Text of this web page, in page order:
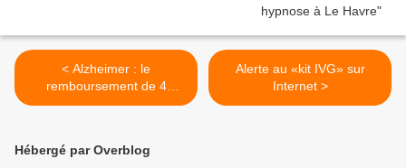
< Alzheimer : le
remboursement de 4
médicaments en débat
Alerte au «kit IVG» sur
Internet >
Hébergé par Overblog